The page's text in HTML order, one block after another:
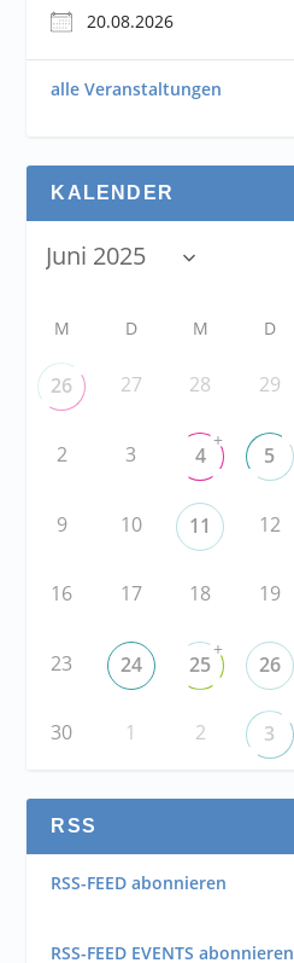
20.08.2026
alle Veranstaltungen
KALENDER
M D M D
26 27 28 29
2 3 4
+
5
9 10 11 12
16 17 18 19
23 24 25
+
26
30 1 2 3
RSS
RSS-FEED abonnieren
RSS-FEED EVENTS abonnieren